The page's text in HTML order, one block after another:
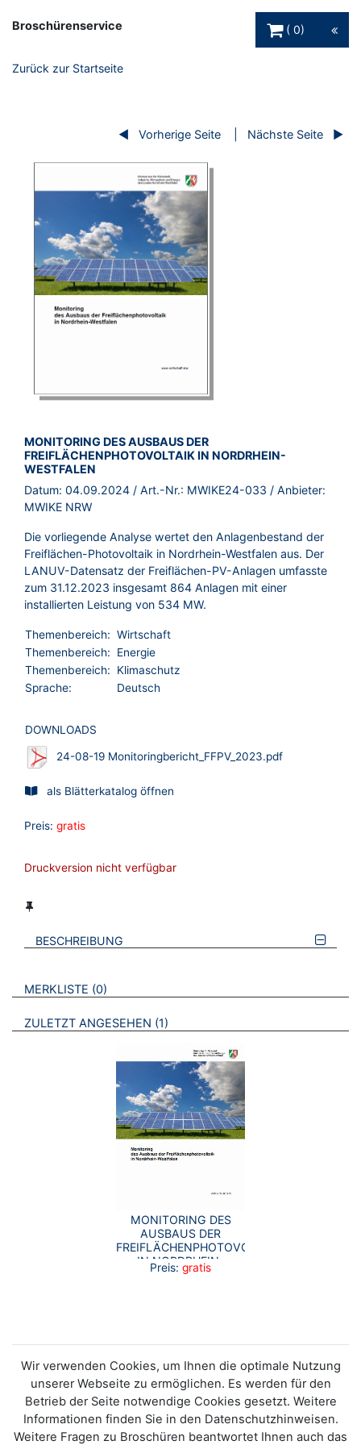
Broschürenservice
0
Zurück zur Startseite
Vorherige Seite Nächste Seite
BROSCHÜRE:
MONITORING DES AUSBAUS DER
FREIFLÄCHENPHOTOVOLTAIK IN NORDRHEIN-
WESTFALEN
Datum: 04.09.2024 / Art.-Nr.: MWIKE24-033 / Anbieter:
MWIKE NRW
Die vorliegende Analyse wertet den Anlagenbestand der
Freiflächen-Photovoltaik in Nordrhein-Westfalen aus. Der
LANUV-Datensatz der Freiflächen-PV-Anlagen umfasste
zum 31.12.2023 insgesamt 864 Anlagen mit einer
installierten Leistung von 534 MW.
Themenbereich: Wirtschaft
Themenbereich:
Energie
Themenbereich:
Klimaschutz
Sprache:
Deutsch
DOWNLOADS
24-08-19 Monitoringbericht_FFPV_2023.pdf
als Blätterkatalog öffnen
Preis: gratis
Druckversion nicht verfügbar
BESCHREIBUNG
VERWEISE AUF VERMERKTE- ODER ZULETZT ANGESEHENE
MERKLISTE 0 BROSCHÜREN
ZULETZT ANGESEHEN 1 BROSCHÜREN
MONITORING DES
AUSBAUS DER
FREIFLÄCHENPHOTOVOLTAIK
IN NORDRHEIN-
WESTFALEN
Preis: gratis
Wir verwenden Cookies, um Ihnen die optimale Nutzung
unserer Webseite zu ermöglichen. Es werden für den
Betrieb der Seite notwendige Cookies gesetzt. Weitere
Informationen finden Sie in den Datenschutzhinweisen.
Weitere Fragen zu Broschüren beantwortet Ihnen auch das